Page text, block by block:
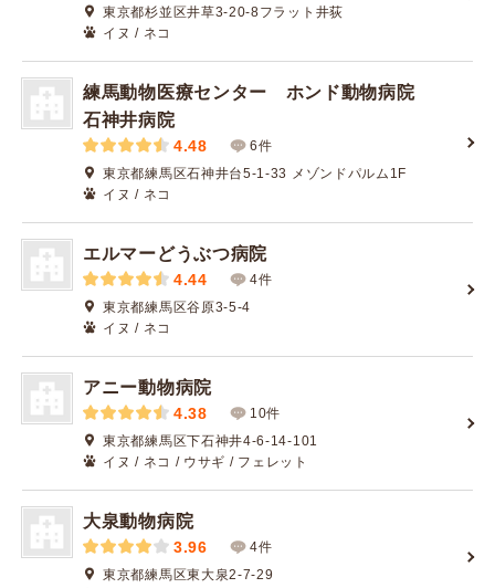
東京都杉並区井草3-20-8フラット井荻
イヌ / ネコ
練馬動物医療センター ホンド動物病院
石神井病院
4.48
6件
東京都練馬区石神井台5-1-33 メゾンドパルム1F
イヌ / ネコ
エルマーどうぶつ病院
4.44
4件
東京都練馬区谷原3-5-4
イヌ / ネコ
アニー動物病院
4.38
10件
東京都練馬区下石神井4-6-14-101
イヌ / ネコ / ウサギ / フェレット
大泉動物病院
3.96
4件
東京都練馬区東大泉2-7-29